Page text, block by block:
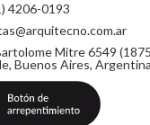
4206-0193
Mitre 6549
Buenos Aires, Argentina